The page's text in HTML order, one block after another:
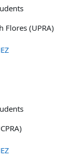
Flores (UPRA)